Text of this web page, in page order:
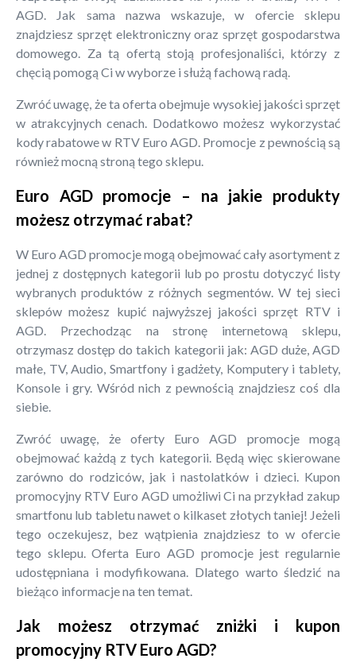
AGD. Jak sama nazwa wskazuje, w ofercie sklepu
znajdziesz sprzęt elektroniczny oraz sprzęt gospodarstwa
domowego. Za tą ofertą stoją profesjonaliści, którzy z
chęcią pomogą Ci w wyborze i służą fachową radą.
Zwróć uwagę, że ta oferta obejmuje wysokiej jakości sprzęt
w atrakcyjnych cenach. Dodatkowo możesz wykorzystać
kody rabatowe w RTV Euro AGD. Promocje z pewnością są
również mocną stroną tego sklepu.
Euro AGD promocje – na jakie produkty
możesz otrzymać rabat?
W Euro AGD promocje mogą obejmować cały asortyment z
jednej z dostępnych kategorii lub po prostu dotyczyć listy
wybranych produktów z różnych segmentów. W tej sieci
sklepów możesz kupić najwyższej jakości sprzęt RTV i
AGD. Przechodząc na stronę internetową sklepu,
otrzymasz dostęp do takich kategorii jak: AGD duże, AGD
małe, TV, Audio, Smartfony i gadżety, Komputery i tablety,
Konsole i gry. Wśród nich z pewnością znajdziesz coś dla
siebie.
Zwróć uwagę, że oferty Euro AGD promocje mogą
obejmować każdą z tych kategorii. Będą więc skierowane
zarówno do rodziców, jak i nastolatków i dzieci. Kupon
promocyjny RTV Euro AGD umożliwi Ci na przykład zakup
smartfonu lub tabletu nawet o kilkaset złotych taniej! Jeżeli
tego oczekujesz, bez wątpienia znajdziesz to w ofercie
tego sklepu. Oferta Euro AGD promocje jest regularnie
udostępniana i modyfikowana. Dlatego warto śledzić na
bieżąco informacje na ten temat.
Jak możesz otrzymać zniżki i kupon
promocyjny RTV Euro AGD?